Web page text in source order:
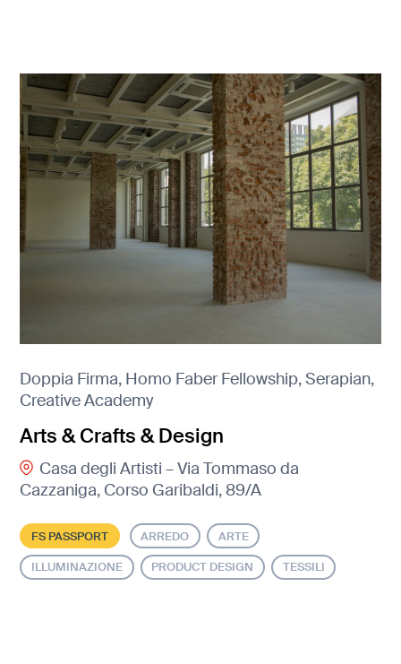
Doppia Firma, Homo Faber Fellowship, Serapian,
Creative Academy
Arts & Crafts & Design
Casa degli Artisti – Via Tommaso da
Cazzaniga, Corso Garibaldi, 89/A
FS PASSPORT ARREDO ARTE
ILLUMINAZIONE PRODUCT DESIGN TESSILI